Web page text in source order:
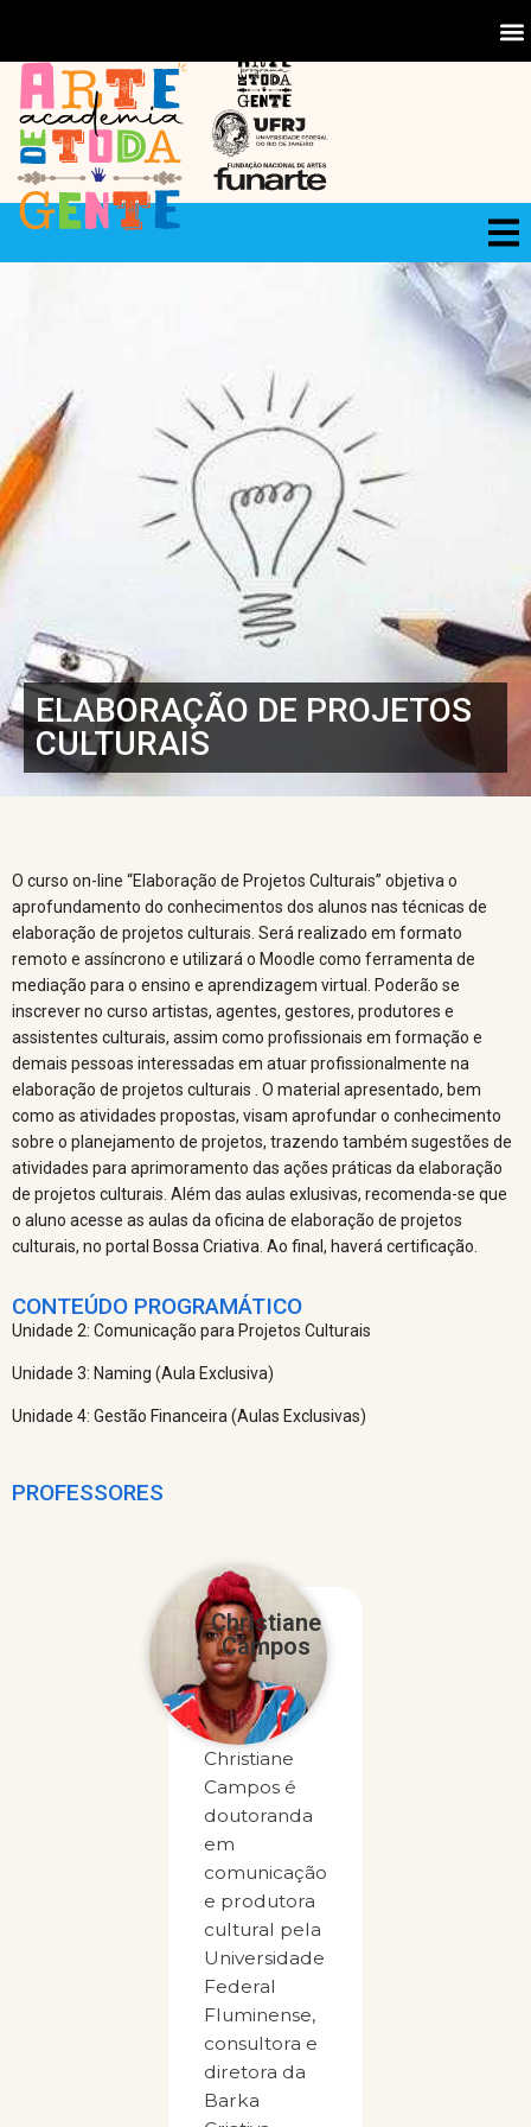
ELABORAÇÃO DE PROJETOS
CULTURAIS
O curso on-line “Elaboração de Projetos Culturais” objetiva o
aprofundamento do conhecimentos dos alunos nas técnicas de
elaboração de projetos culturais. Será realizado em formato
remoto e assíncrono e utilizará o Moodle como ferramenta de
mediação para o ensino e aprendizagem virtual. Poderão se
inscrever no curso artistas, agentes, gestores, produtores e
assistentes culturais, assim como profissionais em formação e
demais pessoas interessadas em atuar profissionalmente na
elaboração de projetos culturais . O material apresentado, bem
como as atividades propostas, visam aprofundar o conhecimento
sobre o planejamento de projetos, trazendo também sugestões de
atividades para aprimoramento das ações práticas da elaboração
de projetos culturais. Além das aulas exlusivas, recomenda-se que
o aluno acesse as aulas da oficina de elaboração de projetos
culturais, no portal Bossa Criativa. Ao final, haverá certificação.
CONTEÚDO PROGRAMÁTICO
Unidade 2: Comunicação para Projetos Culturais
Unidade 3: Naming (Aula Exclusiva)
Unidade 4: Gestão Financeira (Aulas Exclusivas)
PROFESSORES
Christiane
Campos
Christiane
Campos é
doutoranda
em
comunicação
e produtora
cultural pela
Universidade
Federal
Fluminense,
consultora e
diretora da
Barka